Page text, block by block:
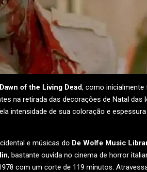
Dawn of the Living Dead, como inicialmente
na retirada das decorações de Natal das
intensidade de sua coloração e
e músicas do De Wolfe Music
, bastante ouvida no cinema de horror
com um corte de 119 minutos.